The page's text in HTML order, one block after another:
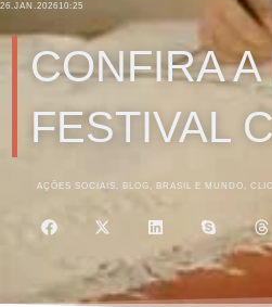
26.JAN.202610:25
CONFIRA
FESTIVAL
AÇÕES SOCIAIS , BLOG , BRASIL E MUNDO ,